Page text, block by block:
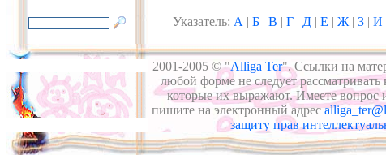
Указатель: А | Б | В | Г | Д | Е | Ж | З | И
2001-2005 © "Alliga Ter". Ссылки на
любой форме не следует рассматривать
которые их выражают. Имеете вопрос
пишите на электронный адрес
защиту прав